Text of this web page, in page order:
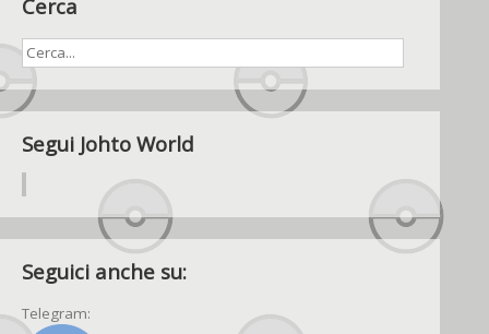
Cerca
Segui Johto World
Seguici anche su:
Telegram: